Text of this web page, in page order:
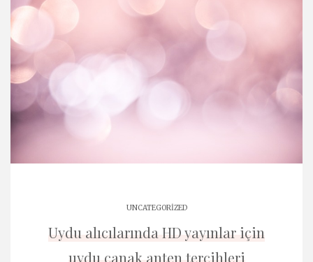
UNCATEGORIZED
Uydu alıcılarında HD yayınlar için
uydu çanak anten tercihleri